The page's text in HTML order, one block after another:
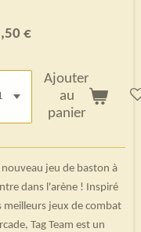
€
Ajouter
au
panier
nouveau jeu de baston à
dans l'arène ! Inspiré
meilleurs jeux de combat
Tag Team est un